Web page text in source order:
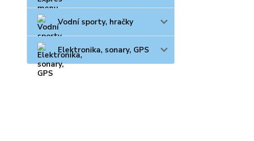
Vodní sporty, hračky
Elektronika, sonary, GPS